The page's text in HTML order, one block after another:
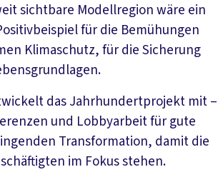
sichtbare Modellregion wäre ein
für die Bemühungen
Klimaschutz, für die Sicherung
das Jahrhundertprojekt mit –
und Lobbyarbeit für gute
Transformation, damit die
im Fokus stehen.